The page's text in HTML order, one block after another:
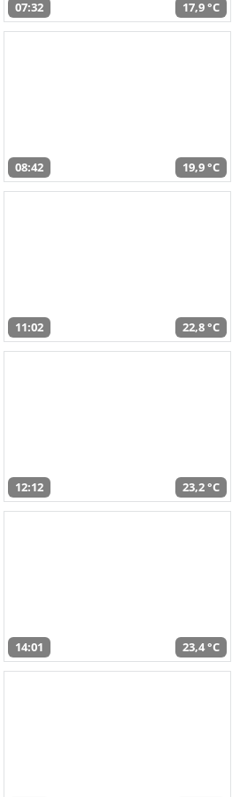
07:32 17,9 °C
08:42 19,9 °C
11:02 22,8 °C
12:12 23,2 °C
14:01 23,4 °C